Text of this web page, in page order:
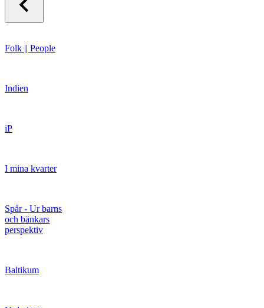
Folk || People
Indien
iP
I mina kvarter
Spår - Ur barns
och bänkars
perspektiv
Baltikum